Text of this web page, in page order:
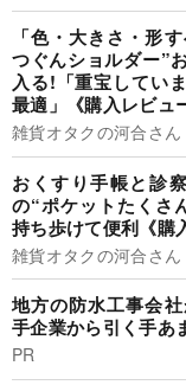
「色・大きさ・形
つぐんショルダー”
入る!「重宝してい
最適」《購入レビュ
雑貨オタクの河合さん
おくすり手帳と診
の“ポケットたくさ
持ち歩けて便利《購
雑貨オタクの河合さん
地方の防水工事会
手企業から引く手あ
PR